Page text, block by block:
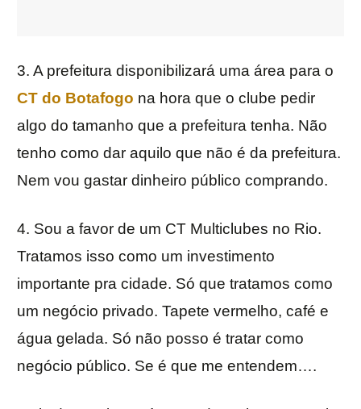
3. A prefeitura disponibilizará uma área para o
CT do Botafogo na hora que o clube pedir
algo do tamanho que a prefeitura tenha. Não
tenho como dar aquilo que não é da prefeitura.
Nem vou gastar dinheiro público comprando.
4. Sou a favor de um CT Multiclubes no Rio.
Tratamos isso como um investimento
importante pra cidade. Só que tratamos como
um negócio privado. Tapete vermelho, café e
água gelada. Só não posso é tratar como
negócio público. Se é que me entendem….